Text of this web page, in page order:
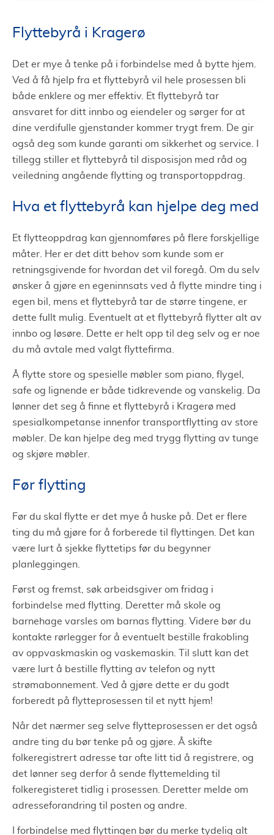
Flyttebyrå i Kragerø
Det er mye å tenke på i forbindelse med å bytte hjem.
Ved å få hjelp fra et flyttebyrå vil hele prosessen bli
både enklere og mer effektiv. Et flyttebyrå tar
ansvaret for ditt innbo og eiendeler og sørger for at
dine verdifulle gjenstander kommer trygt frem. De gir
også deg som kunde garanti om sikkerhet og service. I
tillegg stiller et flyttebyrå til disposisjon med råd og
veiledning angående flytting og transportoppdrag.
Hva et flyttebyrå kan hjelpe deg med
Et flytteoppdrag kan gjennomføres på flere forskjellige
måter. Her er det ditt behov som kunde som er
retningsgivende for hvordan det vil foregå. Om du selv
ønsker å gjøre en egeninnsats ved å flytte mindre ting i
egen bil, mens et flyttebyrå tar de større tingene, er
dette fullt mulig. Eventuelt at et flyttebyrå flytter alt av
innbo og løsøre. Dette er helt opp til deg selv og er noe
du må avtale med valgt flyttefirma.
Å flytte store og spesielle møbler som piano, flygel,
safe og lignende er både tidkrevende og vanskelig. Da
lønner det seg å finne et flyttebyrå i Kragerø med
spesialkompetanse innenfor transportflytting av store
møbler. De kan hjelpe deg med trygg flytting av tunge
og skjøre møbler.
Før flytting
Før du skal flytte er det mye å huske på. Det er flere
ting du må gjøre for å forberede til flyttingen. Det kan
være lurt å sjekke flyttetips før du begynner
planleggingen.
Først og fremst, søk arbeidsgiver om fridag i
forbindelse med flytting. Deretter må skole og
barnehage varsles om barnas flytting. Videre bør du
kontakte rørlegger for å eventuelt bestille frakobling
av oppvaskmaskin og vaskemaskin. Til slutt kan det
være lurt å bestille flytting av telefon og nytt
strømabonnement. Ved å gjøre dette er du godt
forberedt på flytteprosessen til et nytt hjem!
Når det nærmer seg selve flytteprosessen er det også
andre ting du bør tenke på og gjøre. Å skifte
folkeregistrert adresse tar ofte litt tid å registrere, og
det lønner seg derfor å sende flyttemelding til
folkeregisteret tidlig i prosessen. Deretter melde om
adresseforandring til posten og andre.
I forbindelse med flyttingen bør du merke tydelig alt